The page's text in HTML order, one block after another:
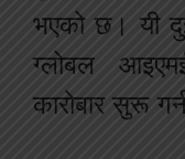
भएको छ। यी
ग्लोबल
कारोबार सुरू